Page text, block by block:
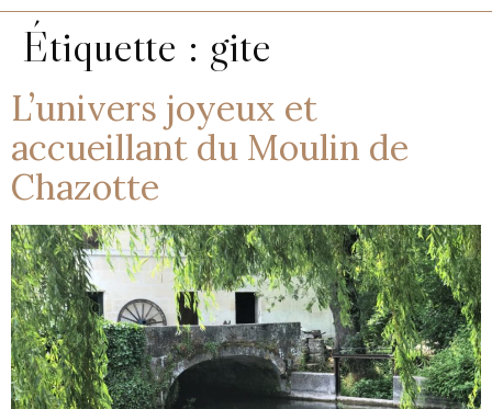
Étiquette : gite
L’univers joyeux et
accueillant du Moulin de
Chazotte